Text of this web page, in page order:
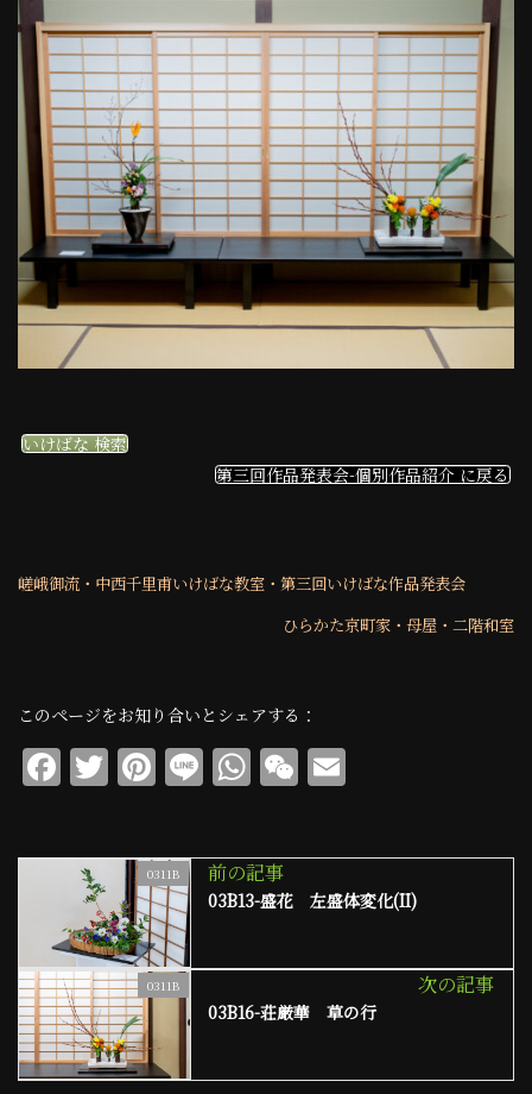
いけばな 検索
第三回作品発表会-個別作品紹介 に戻る
嵯峨御流・中西千里甫いけばな教室・第三回いけばな作品発表会
ひらかた京町家・母屋・二階和室
このページをお知り合いとシェアする：
F
a
c
e
b
o
o
k
T
w
it
te
r
Pi
n
te
re
st
Li
n
e
W
h
at
s
A
p
p
W
e
C
h
at
ai
l
0311B 前の記事
03B13-盛花 左盛体変化(II)
0311B 次の記事
03B16-荘厳華 草の行